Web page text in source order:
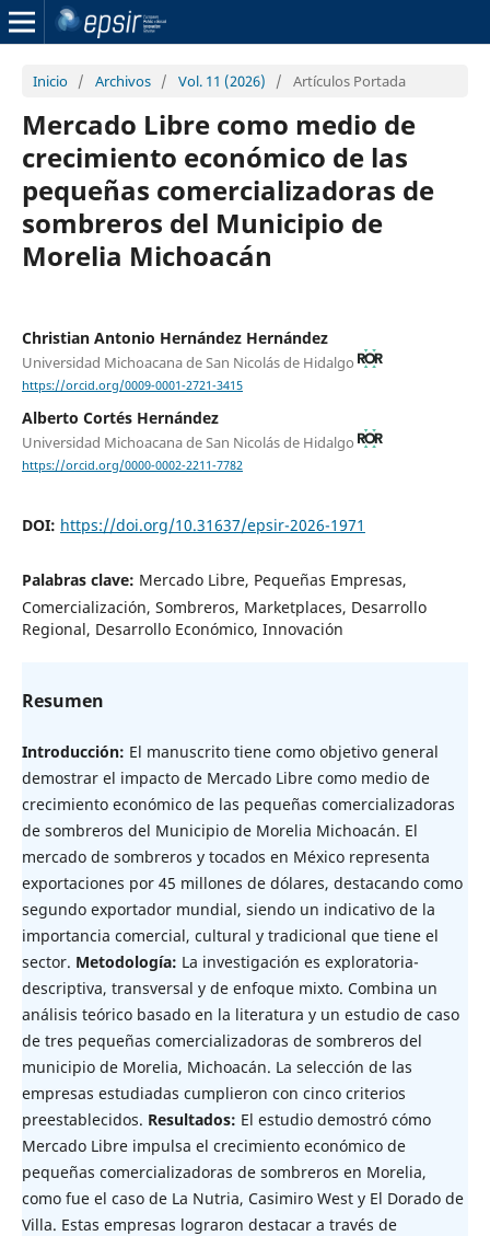
Inicio / Archivos / Vol. 11 (2026) / Artículos Portada
Mercado Libre como medio de
crecimiento económico de las
pequeñas comercializadoras de
sombreros del Municipio de
Morelia Michoacán
Christian Antonio Hernández Hernández
Universidad Michoacana de San Nicolás de Hidalgo
https://orcid.org/0009-0001-2721-3415
Alberto Cortés Hernández
Universidad Michoacana de San Nicolás de Hidalgo
https://orcid.org/0000-0002-2211-7782
DOI: https://doi.org/10.31637/epsir-2026-1971
Palabras clave: Mercado Libre, Pequeñas Empresas,
Comercialización, Sombreros, Marketplaces, Desarrollo
Regional, Desarrollo Económico, Innovación
Resumen
Introducción: El manuscrito tiene como objetivo general
demostrar el impacto de Mercado Libre como medio de
crecimiento económico de las pequeñas comercializadoras
de sombreros del Municipio de Morelia Michoacán. El
mercado de sombreros y tocados en México representa
exportaciones por 45 millones de dólares, destacando como
segundo exportador mundial, siendo un indicativo de la
importancia comercial, cultural y tradicional que tiene el
sector. Metodología: La investigación es exploratoria-
descriptiva, transversal y de enfoque mixto. Combina un
análisis teórico basado en la literatura y un estudio de caso
de tres pequeñas comercializadoras de sombreros del
municipio de Morelia, Michoacán. La selección de las
empresas estudiadas cumplieron con cinco criterios
preestablecidos. Resultados: El estudio demostró cómo
Mercado Libre impulsa el crecimiento económico de
pequeñas comercializadoras de sombreros en Morelia,
como fue el caso de La Nutria, Casimiro West y El Dorado de
Villa. Estas empresas lograron destacar a través de